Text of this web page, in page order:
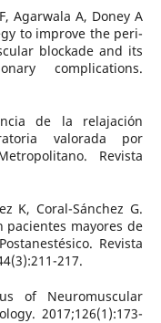
Agarwala A, Doney A
to improve the peri-
blockade and its
complications.
de la relajación
valorada por
Revista
K, Coral-Sánchez G.
pacientes mayores de
Revista
217.
of Neuromuscular
2017;126(1):173-